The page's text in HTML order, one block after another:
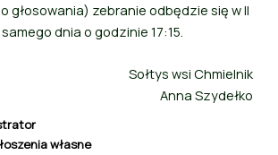
głosowania) zebranie odbędzie się w II
dnia o godzinie 17:15.
Sołtys wsi Chmielnik
Anna Szydełko
własne